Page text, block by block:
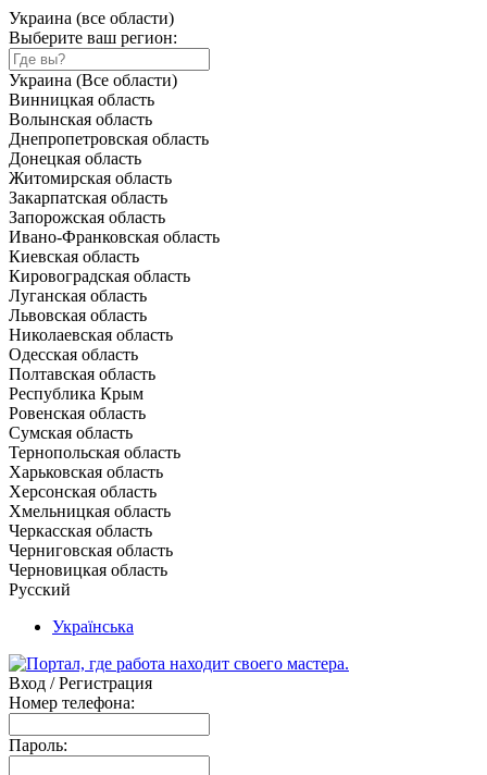
Украина (все области)
Выберите ваш регион:
Украина (Все области)
Винницкая область
Волынская область
Днепропетровская область
Донецкая область
Житомирская область
Закарпатская область
Запорожская область
Ивано-Франковская область
Киевская область
Кировоградская область
Луганская область
Львовская область
Николаевская область
Одесская область
Полтавская область
Республика Крым
Ровенская область
Сумская область
Тернопольская область
Харьковская область
Херсонская область
Хмельницкая область
Черкасская область
Черниговская область
Черновицкая область
Русский
Українська
Вход / Регистрация
Номер телефона:
Пароль: